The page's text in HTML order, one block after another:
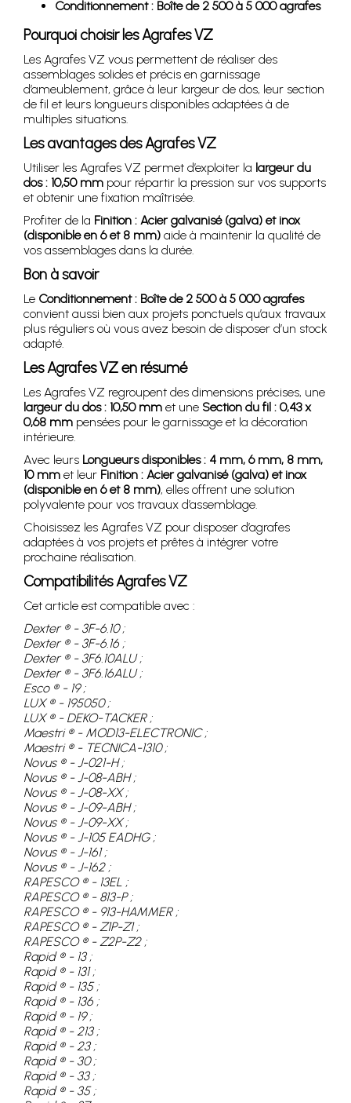
Conditionnement : Boîte de 2 500 à 5 000 agrafes
Pourquoi choisir les Agrafes VZ
Les Agrafes VZ vous permettent de réaliser des
assemblages solides et précis en garnissage
d’ameublement, grâce à leur largeur de dos, leur section
de fil et leurs longueurs disponibles adaptées à de
multiples situations.
Les avantages des Agrafes VZ
Utiliser les Agrafes VZ permet d’exploiter la largeur du
dos : 10,50 mm pour répartir la pression sur vos supports
et obtenir une fixation maîtrisée.
Profiter de la Finition : Acier galvanisé (galva) et inox
(disponible en 6 et 8 mm) aide à maintenir la qualité de
vos assemblages dans la durée.
Bon à savoir
Le Conditionnement : Boîte de 2 500 à 5 000 agrafes
convient aussi bien aux projets ponctuels qu’aux travaux
plus réguliers où vous avez besoin de disposer d’un stock
adapté.
Les Agrafes VZ en résumé
Les Agrafes VZ regroupent des dimensions précises, une
largeur du dos : 10,50 mm et une Section du fil : 0,43 x
0,68 mm pensées pour le garnissage et la décoration
intérieure.
Avec leurs Longueurs disponibles : 4 mm, 6 mm, 8 mm,
10 mm et leur Finition : Acier galvanisé (galva) et inox
(disponible en 6 et 8 mm), elles offrent une solution
polyvalente pour vos travaux d’assemblage.
Choisissez les Agrafes VZ pour disposer d’agrafes
adaptées à vos projets et prêtes à intégrer votre
prochaine réalisation.
Compatibilités Agrafes VZ
Cet article est compatible avec :
Dexter ® - 3F-6.10 ;
Dexter ® - 3F-6.16 ;
Dexter ® - 3F6.10ALU ;
Dexter ® - 3F6.16ALU ;
Esco ® - 19 ;
LUX ® - 195050 ;
LUX ® - DEKO-TACKER ;
Maestri ® - MOD13-ELECTRONIC ;
Maestri ® - TECNICA-1310 ;
Novus ® - J-021-H ;
Novus ® - J-08-ABH ;
Novus ® - J-08-XX ;
Novus ® - J-09-ABH ;
Novus ® - J-09-XX ;
Novus ® - J-105 EADHG ;
Novus ® - J-161 ;
Novus ® - J-162 ;
RAPESCO ® - 13EL ;
RAPESCO ® - 813-P ;
RAPESCO ® - 913-HAMMER ;
RAPESCO ® - Z1P-Z1 ;
RAPESCO ® - Z2P-Z2 ;
Rapid ® - 13 ;
Rapid ® - 131 ;
Rapid ® - 135 ;
Rapid ® - 136 ;
Rapid ® - 19 ;
Rapid ® - 213 ;
Rapid ® - 23 ;
Rapid ® - 30 ;
Rapid ® - 33 ;
Rapid ® - 35 ;